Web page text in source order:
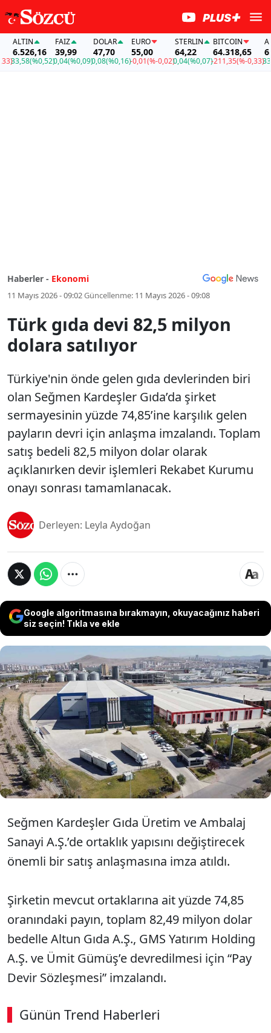
ALTIN
6.526,16
33,58(%0,52)
FAİZ
39,99
0,04(%0,09)
DOLAR
47,70
0,08(%0,16)
EURO
55,00
-0,01(%-0,02)
STERLIN
64,22
0,04(%0,07)
BITCOIN
64.318,65
-211,35(%-0,33)
Haberler - Ekonomi
11 Mayıs 2026 - 09:02Güncellenme: 11 Mayıs 2026 - 09:08
Türk gıda devi 82,5 milyon
dolara satılıyor
Türkiye'nin önde gelen gıda devlerinden biri
olan Seğmen Kardeşler Gıda’da şirket
sermayesinin yüzde 74,85’ine karşılık gelen
payların devri için anlaşma imzalandı. Toplam
satış bedeli 82,5 milyon dolar olarak
açıklanırken devir işlemleri Rekabet Kurumu
onayı sonrası tamamlanacak.
Derleyen: Leyla Aydoğan
Google algoritmasına bırakmayın, okuyacağınız haberi
siz seçin! Tıkla ve ekle
Türkiye'nin önde gelen gıda devlerinden biri olan
Seğmen Kardeşler Gıda’da şirket sermayesinin
yüzde 74,85’ine karşılık gelen payların devri için
anlaşma imzalandı. Toplam satış bedeli 82,5
milyon dolar olarak açıklanırken devir işlemleri
Rekabet Kurumu onayı sonrası tamamlanacak.
Seğmen Kardeşler Gıda Üretim ve Ambalaj
Sanayi A.Ş.’de ortaklık yapısını değiştirecek
önemli bir satış anlaşmasına imza atıldı.
Şirketin mevcut ortaklarına ait yüzde 74,85
oranındaki payın, toplam 82,49 milyon dolar
bedelle Altun Gıda A.Ş., GMS Yatırım Holding
A.Ş. ve Ümit Gümüş’e devredilmesi için “Pay
Devir Sözleşmesi” imzalandı.
Günün Trend Haberleri
00:02 / 09:08